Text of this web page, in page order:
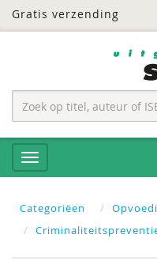
Gratis verzending
Categoriëen